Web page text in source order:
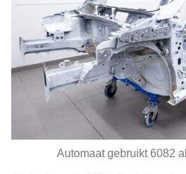
Automaat gebruikt 6082